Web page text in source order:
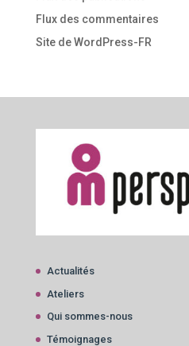
Flux des commentaires
Site de WordPress-FR
Actualités
Ateliers
Qui sommes-nous
Témoignages